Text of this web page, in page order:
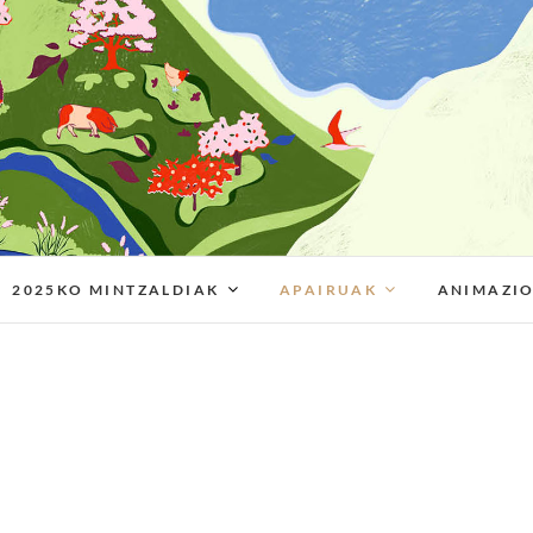
2025KO MINTZALDIAK APAIRUAK